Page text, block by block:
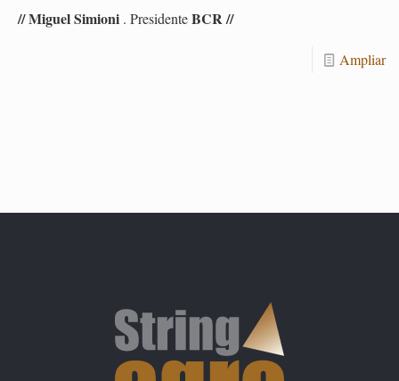
// Mi­guel Si­mio­ni . Pre­si­den­teBCR //
Am­pliar